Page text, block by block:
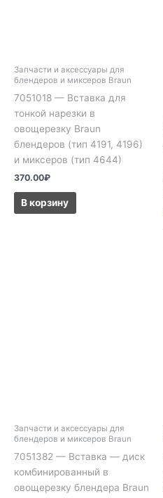
Запчасти и аксессуары для
блендеров и миксеров Braun
7051018 — Вставка для
тонкой нарезки в
овощерезку Braun
блендеров (тип 4191, 4196)
и миксеров (тип 4644)
370.00₽
В корзину
Запчасти и аксессуары для
блендеров и миксеров Braun
7051382 — Вставка — диск
комбинированный в
овощерезку блендера Braun